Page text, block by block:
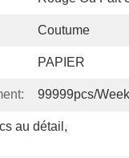
Coutume
PAPIER
99999pcs/week
au détail ,